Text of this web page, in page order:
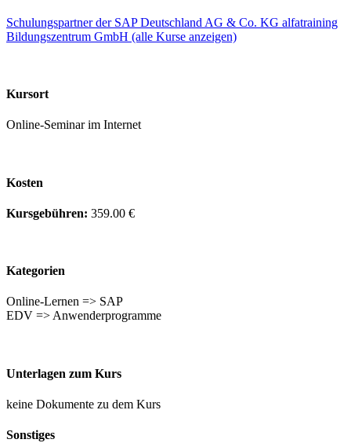
Schulungspartner der SAP Deutschland AG & Co. KG alfatraining
Bildungszentrum GmbH (alle Kurse anzeigen)
Kursort
Online-Seminar im Internet
Kosten
Kursgebühren: 359.00 €
Kategorien
Online-Lernen => SAP
EDV => Anwenderprogramme
Unterlagen zum Kurs
keine Dokumente zu dem Kurs
Sonstiges